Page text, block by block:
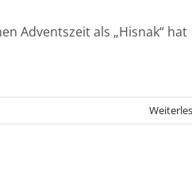
Adventszeit als „Hisnak“ hat